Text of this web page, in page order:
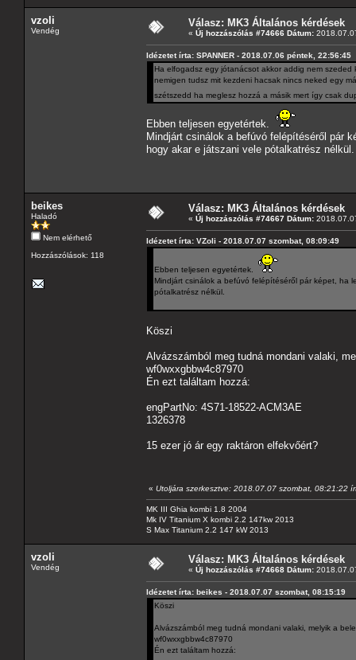
vzoli
Vendég
Válasz: MK3 Általános kérdések
« Új hozzászólás #74666 Dátum:
Idézetet írta: SPANNER - 2018.07.06 péntek, 22:56:45
Ha elfogadsz egy jótanácsot akkor addig nem
nemigen tudsz mit kezdeni hacsak nincs neked egy
szétszedd ha meglesz hozzá a másik mert így csak
Ebben teljesen egyetértek.
Mindjárt csinálok a befúvó felépítéséről pár
hogy akar e játszani vele pótalkatrész nélkül.
beikes
Haladó
Nem elérhető
Hozzászólások: 118
Válasz: MK3 Általános kérdések
« Új hozzászólás #74667 Dátum:
Idézetet írta: VZoli - 2018.07.07 szombat, 08:09:49
Ebben teljesen egyetértek.
Mindjárt csinálok a befúvó felépítéséről pár képet, ha
pótalkatrész nélkül.
Köszi
Alvázszámból meg tudná mondani valaki,
wf0wxxgbbw4c87970
Én ezt találtam hozzá:
engPartNo: 4S71-18522-ACM3AE
1326378
15 ezer jó ár egy raktáron elfekvőért?
« Utoljára szerkesztve: 2018.07.07 szombat, 08:21:22
MK III Ghia kombi 1.8 2004
Mk IV Titanium X kombi 2.2 147kw 2013
S Max Titanium 2.2 147 kW 2013
vzoli
Vendég
Válasz: MK3 Általános kérdések
« Új hozzászólás #74668 Dátum:
Idézetet írta: beikes - 2018.07.07 szombat, 08:15:19
Köszi
Alvázszámból meg tudná mondani valaki, melyik a
wf0wxxgbbw4c87970
Én ezt találtam hozzá: